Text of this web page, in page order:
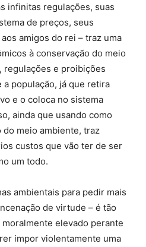
infinitas regulações, suas
de preços, seus
amigos do rei – traz uma
à conservação do meio
regulações e proibições
população, já que retira
e o coloca no sistema
ainda que usando como
meio ambiente, traz
custos que vão ter de ser
um todo.
ambientais para pedir mais
de virtude – é tão
elevado perante
impor violentamente uma